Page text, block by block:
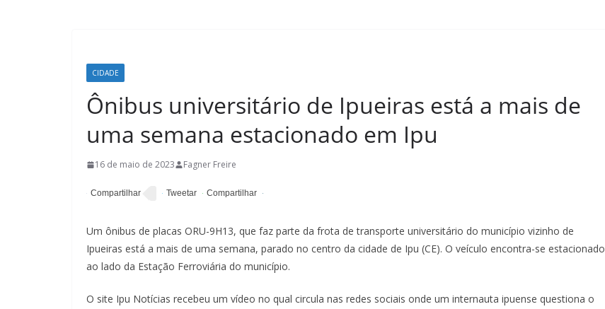
CIDADE
Ônibus universitário de Ipueiras está a mais de
uma semana estacionado em Ipu
16 de maio de 2023 Fagner Freire
Um ônibus de placas ORU-9H13, que faz parte da frota de transporte universitário do município vizinho de
Ipueiras está a mais de uma semana, parado no centro da cidade de Ipu (CE). O veículo encontra-se estacionado
ao lado da Estação Ferroviária do município.
O site Ipu Notícias recebeu um vídeo no qual circula nas redes sociais onde um internauta ipuense questiona o